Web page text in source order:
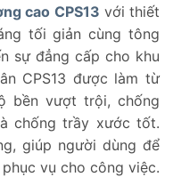
cao CPS13 với thiết
tối giản cùng tông
sự đẳng cấp cho khu
CPS13 được làm từ
bền vượt trội, chống
chống trầy xước tốt.
giúp người dùng để
vụ cho công việc.